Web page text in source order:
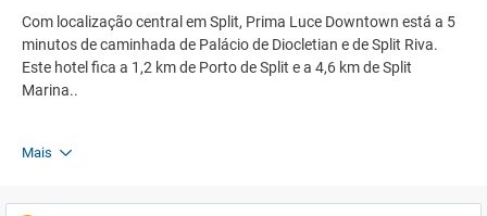
Com localização central em Split, Prima Luce Downtown está a 5
minutos de caminhada de Palácio de Diocletian e de Split Riva.
Este hotel fica a 1,2 km de Porto de Split e a 4,6 km de Split
Marina..
Mais